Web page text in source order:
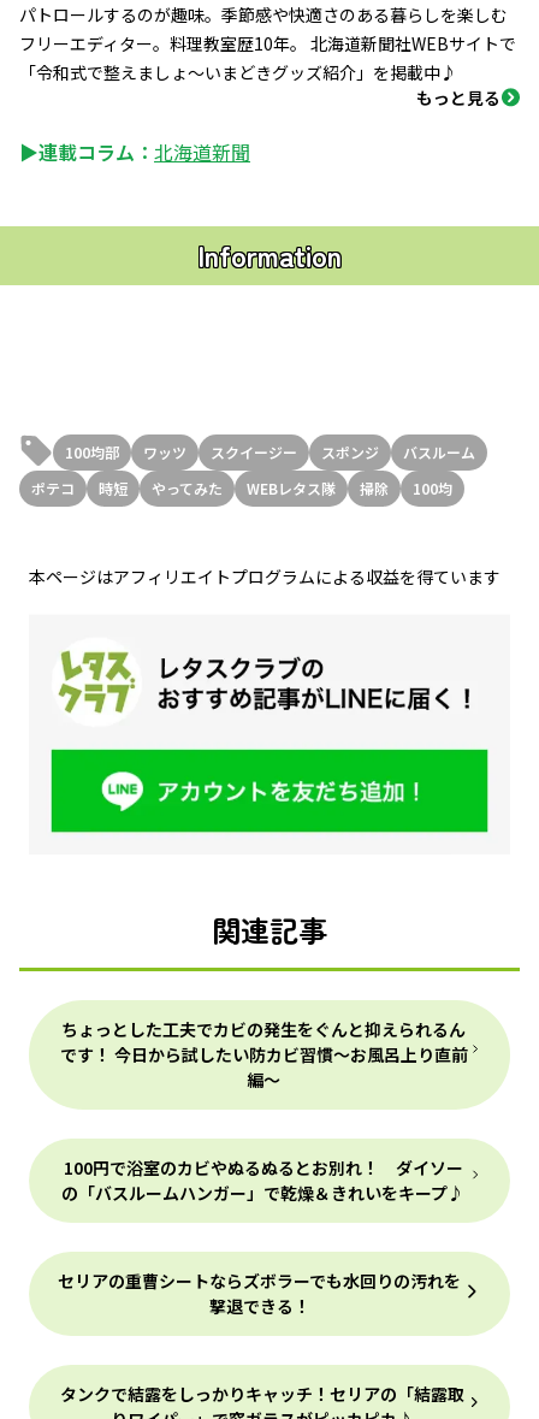
パトロールするのが趣味。季節感や快適さのある暮らしを楽しむ
フリーエディター。料理教室歴10年。 北海道新聞社WEBサイトで
「令和式で整えましょ～いまどきグッズ紹介」を掲載中♪
もっと見る
▶連載コラム： 北海道新聞
Information
100均部 ワッツ スクイージー スポンジ
バスルーム
ポテコ
時短 やってみた WEBレタス隊 掃除 100均
本ページはアフィリエイトプログラムによる収益を得ています
関連記事
ちょっとした工夫でカビの発生をぐんと抑えられるん
です！ 今日から試したい防カビ習慣～お風呂上り直前
編～
100円で浴室のカビやぬるぬるとお別れ！ ダイソー
の「バスルームハンガー」で乾燥＆きれいをキープ♪
セリアの重曹シートならズボラーでも水回りの汚れを
撃退できる！
タンクで結露をしっかりキャッチ！セリアの「結露取